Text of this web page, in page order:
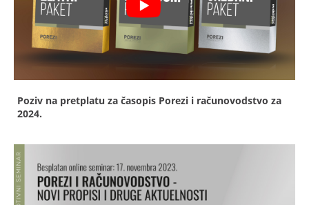
Poziv na pretplatu za časopis Porezi i računovodstvo za
2024.